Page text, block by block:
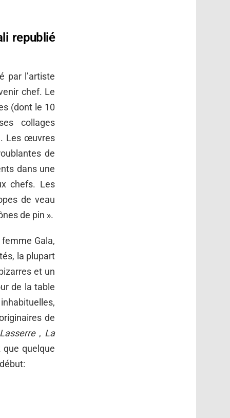
republié
par l’artiste
chef. Le
(dont le 10
collages
Les œuvres
de
dans une
chefs. Les
de veau
de pin ».
Gala,
la plupart
et un
de la table
de
Lasserre, La
quelque